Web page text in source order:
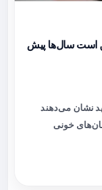
است سال‌ها پیش
نشان می‌دهند
خونی